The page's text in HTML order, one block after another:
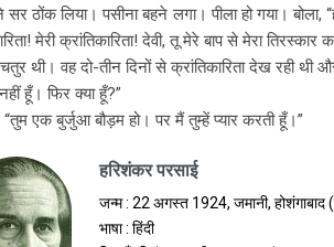
सर ठोंक लिया। पसीना बहने लगा। पीला हो गया।
मेरी क्रांतिकारिता! देवी, तू मेरे बाप से मेरा तिरस्कार
थी। वह दो-तीन दिनों से क्रांतिकारिता देख रही
हूँ। फिर क्या हूँ?”
“तुम एक बुर्जुआ बौड़म हो। पर मैं तुम्हें प्यार करती हूँ।”
हरिशंकर परसाई
जन्म : 22 अगस्त 1924, जमानी,
भाषा : हिंदी